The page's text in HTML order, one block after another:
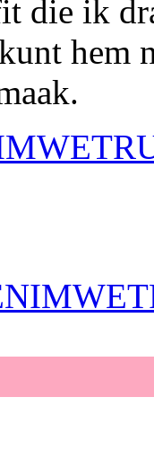
die ik
hem